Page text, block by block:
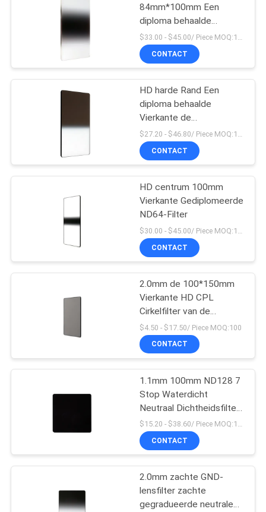
MCUV-Filter
13
ND8 filter
ND1000 filter
6
Neutrale Nachtfilter
84mm*100mm Een
diploma behaalde
Vierkante de
Camerafilters van ND32
$33.00 - $45.00/ Piece MOQ:100
CONTACT
HD harde Rand Een
diploma behaalde
Vierkante de
Camerafilters van ND2
CONTACT
HD centrum 100mm
Vierkante Gediplomeerde
ND64-Filter
CONTACT
2.0mm de 100*150mm
Vierkante HD CPL
Cirkelfilter van de
Polarisatorlens
$4.50 - $17.50/ Piece MOQ:100
CONTACT
1.1mm 100mm ND128 7
Stop Waterdicht
Neutraal Dichtheidsfilter
Meerlaagse coatings
Camera Vierkant Camera
Filters
$15.20 - $38.60/ Piece MOQ:100
CONTACT
2.0mm zachte GND-
lensfilter zachte
gegradueerde neutrale